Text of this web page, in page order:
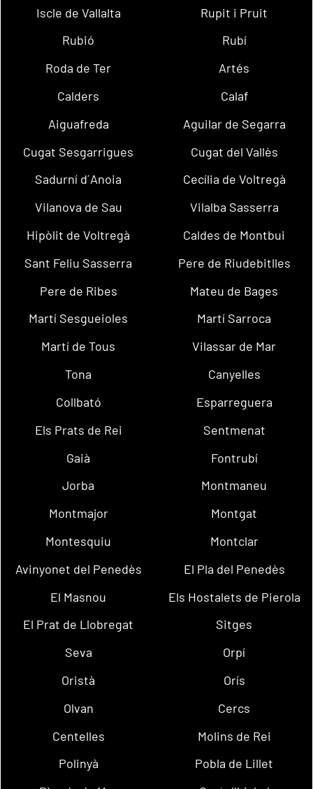
Iscle de Vallalta
Rupit i Pruit
Rubió
Rubí
Roda de Ter
Artés
Calders
Calaf
Aiguafreda
Aguilar de Segarra
Cugat Sesgarrigues
Cugat del Vallès
Sadurní d´Anoia
Cecília de Voltregà
Vilanova de Sau
Vilalba Sasserra
Hipòlit de Voltregà
Caldes de Montbui
Sant Feliu Sasserra
Pere de Riudebitlles
Pere de Ribes
Mateu de Bages
Martí Sesgueioles
Martí Sarroca
Martí de Tous
Vilassar de Mar
Tona
Canyelles
Collbató
Esparreguera
Els Prats de Rei
Sentmenat
Gaià
Fontrubí
Jorba
Montmaneu
Montmajor
Montgat
Montesquiu
Montclar
Avinyonet del Penedès
El Pla del Penedès
El Masnou
Els Hostalets de Pierola
El Prat de Llobregat
Sitges
Seva
Orpí
Oristà
Orís
Olvan
Cercs
Centelles
Molins de Rei
Polinyà
Pobla de Lillet